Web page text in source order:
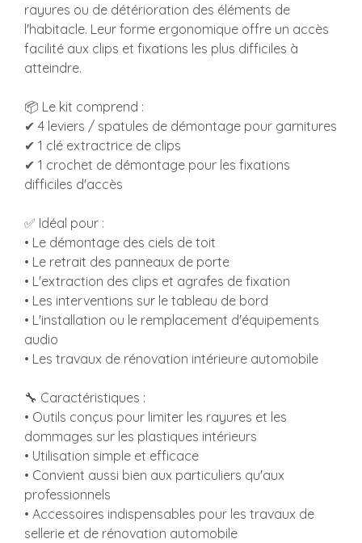
rayures ou de détérioration des éléments de
l'habitacle. Leur forme ergonomique offre un accès
facilité aux clips et fixations les plus difficiles à
atteindre.
📦 Le kit comprend :
✔ 4 leviers / spatules de démontage pour garnitures
✔ 1 clé extractrice de clips
✔ 1 crochet de démontage pour les fixations
difficiles d'accès
✅ Idéal pour :
• Le démontage des ciels de toit
• Le retrait des panneaux de porte
• L'extraction des clips et agrafes de fixation
• Les interventions sur le tableau de bord
• L'installation ou le remplacement d'équipements
audio
• Les travaux de rénovation intérieure automobile
🔧 Caractéristiques :
• Outils conçus pour limiter les rayures et les
dommages sur les plastiques intérieurs
• Utilisation simple et efficace
• Convient aussi bien aux particuliers qu'aux
professionnels
• Accessoires indispensables pour les travaux de
sellerie et de rénovation automobile